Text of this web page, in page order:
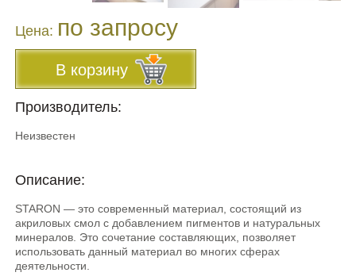
Цена: по запросу
В корзину
Производитель:
Неизвестен
Описание:
STARON — это современный материал, состоящий из
акриловых смол с добавлением пигментов и натуральных
минералов. Это сочетание составляющих, позволяет
использовать данный материал во многих сферах
деятельности.